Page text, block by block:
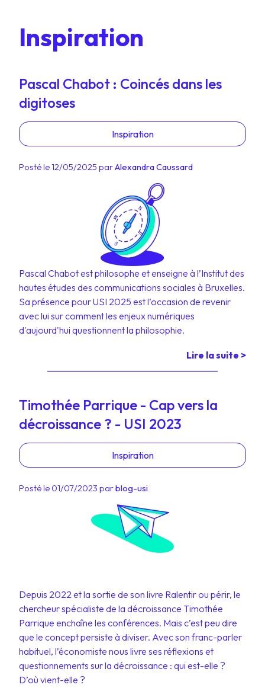
Inspiration
Pascal Chabot : Coincés dans les
digitoses
Inspiration
Posté le 12/05/2025 parAlexandra Caussard
Pascal Chabot est philosophe et enseigne à l’Institut des
hautes études des communications sociales à Bruxelles.
Sa présence pour USI 2025 est l’occasion de revenir
avec lui sur comment les enjeux numériques
d'aujourd'hui questionnent la philosophie.
Lire la suite >
Timothée Parrique - Cap vers la
décroissance ? - USI 2023
Inspiration
Posté le 01/07/2023 parblog-usi
Depuis 2022 et la sortie de son livre Ralentir ou périr, le
chercheur spécialiste de la décroissance Timothée
Parrique enchaîne les conférences. Mais c’est peu dire
que le concept persiste à diviser. Avec son franc-parler
habituel, l’économiste nous livre ses réflexions et
questionnements sur la décroissance : qui est-elle ?
D’où vient-elle ?